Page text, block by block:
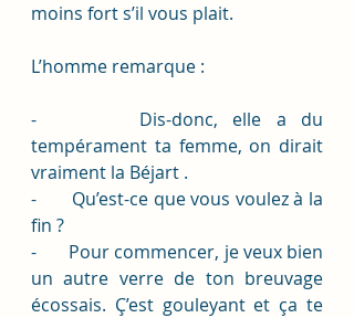
moins fort s’il vous plait.
L’homme remarque :
-       Dis-donc, elle a du
tempérament ta femme, on dirait
vraiment la Béjart .
-       Qu’est-ce que vous voulez à la
fin ?
-       Pour commencer, je veux bien
un autre verre de ton breuvage
écossais. Ç’est gouleyant et ça te